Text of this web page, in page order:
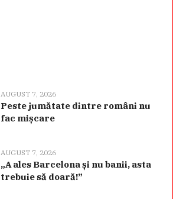
AUGUST 7, 2026
Peste jumătate dintre români nu
fac mișcare
AUGUST 7, 2026
„A ales Barcelona și nu banii, asta
trebuie să doară!”